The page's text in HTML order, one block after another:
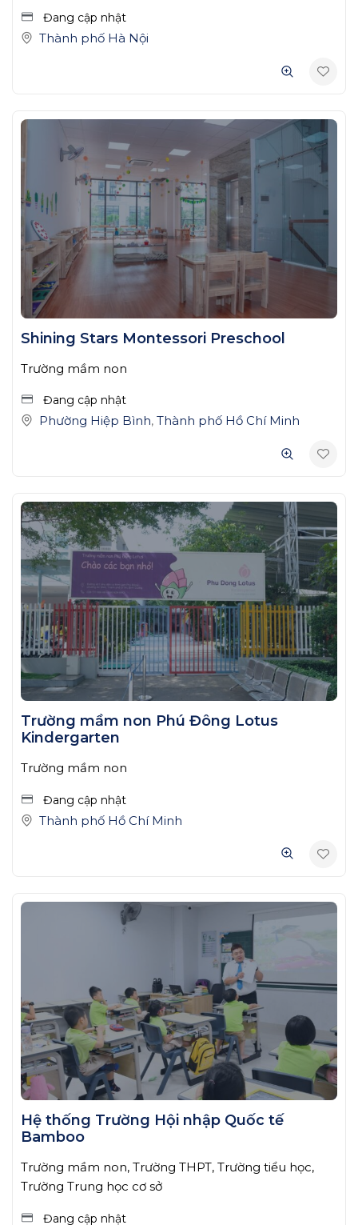
Đang cập nhật
Thành phố Hà Nội
Shining Stars Montessori Preschool
Trường mầm non
Đang cập nhật
Phường Hiệp Bình, Thành phố Hồ Chí Minh
Trường mầm non Phú Đông Lotus
Kindergarten
Trường mầm non
Đang cập nhật
Thành phố Hồ Chí Minh
Hệ thống Trường Hội nhập Quốc tế
Bamboo
Trường mầm non, Trường THPT, Trường tiểu học,
Trường Trung học cơ sở
Đang cập nhật